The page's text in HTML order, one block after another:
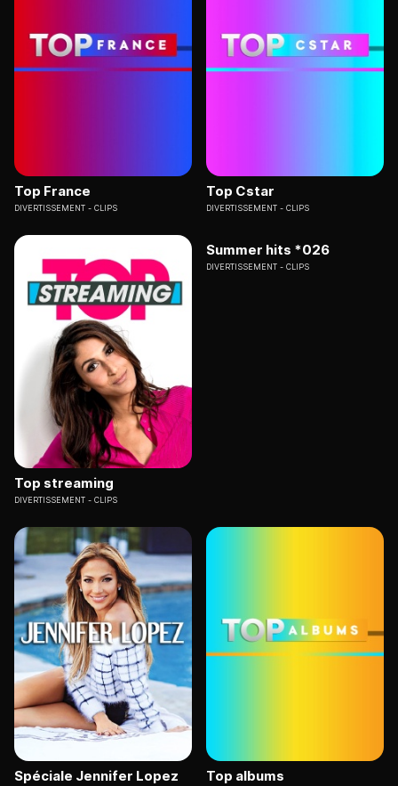
Top France
DIVERTISSEMENT CLIPS
Top Cstar
DIVERTISSEMENT CLIPS
Top streaming
DIVERTISSEMENT CLIPS
Summer hits *026
DIVERTISSEMENT CLIPS
Spéciale Jennifer Lopez Top albums